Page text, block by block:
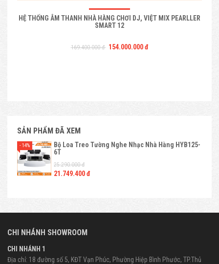
HỆ THỐNG ÂM THANH NHÀ HÀNG CHƠI DJ, VIỆT MIX PEARLLER
SMART 12
169.400.000 đ 154.000.000 đ
SẢN PHẨM ĐÃ XEM
Bộ Loa Treo Tường Nghe Nhạc Nhà Hàng HYB125-
6T
25.290.000 đ
21.749.400 đ
- 14%
CHI NHÁNH SHOWROOM
CHI NHÁNH 1
Địa chỉ: 18 đường số 5, KĐT Vạn Phúc, Phường Hiệp Bình Phước, TP.Thủ